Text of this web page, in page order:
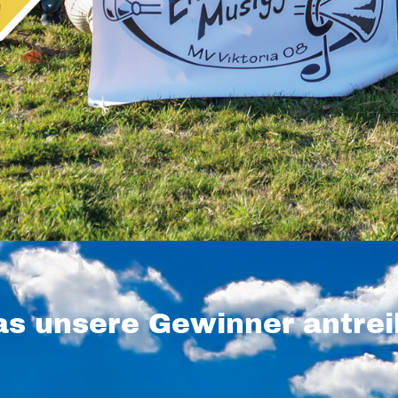
unsere Gewinner